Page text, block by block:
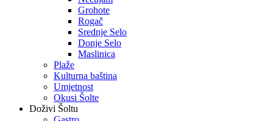
Grohote
Rogač
Srednje Selo
Donje Selo
Maslinica
Plaže
Kulturna baština
Umjetnost
Okusi Šolte
Doživi Šoltu